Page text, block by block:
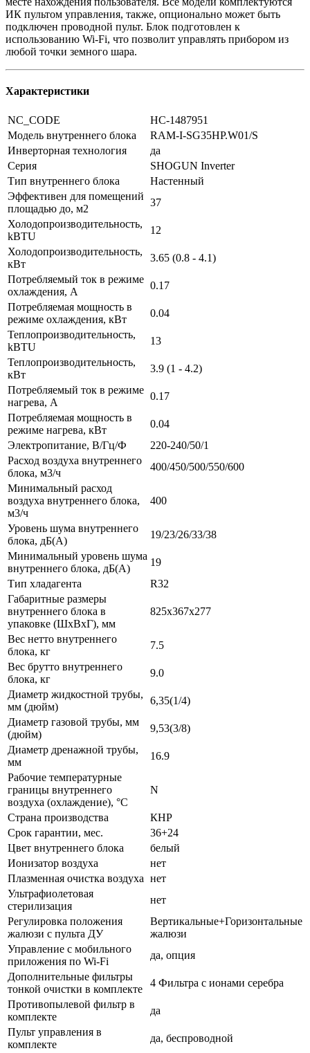
ИК пультом управления, также, опционально может быть
подключен проводной пульт. Блок подготовлен к
использованию Wi-Fi, что позволит управлять прибором из
любой точки земного шара.
Характеристики
NC_CODE
НС-1487951
Модель внутреннего блока
RAM-I-SG35HP.W01/S
Инверторная технология
да
Серия
SHOGUN Inverter
Тип внутреннего блока
Настенный
Эффективен для помещений
площадью до, м2
37
Холодопроизводительность,
kBTU
12
Холодопроизводительность,
кВт
3.65 (0.8 - 4.1)
Потребляемый ток в режиме
охлаждения, A
0.17
Потребляемая мощность в
режиме охлаждения, кВт
0.04
Теплопроизводительность,
kBTU
13
Теплопроизводительность,
кВт
3.9 (1 - 4.2)
Потребляемый ток в режиме
нагрева, A
0.17
Потребляемая мощность в
режиме нагрева, кВт
0.04
Электропитание, В/Гц/Ф
220-240/50/1
Расход воздуха внутреннего
блока, м3/ч
400/450/500/550/600
Минимальный расход
воздуха внутреннего блока,
м3/ч
400
Уровень шума внутреннего
блока, дБ(А)
19/23/26/33/38
Минимальный уровень шума
внутреннего блока, дБ(А)
19
Тип хладагента
R32
Габаритные размеры
внутреннего блока в
упаковке (ШxВxГ), мм
825x367x277
Вес нетто внутреннего
блока, кг
7.5
Вес брутто внутреннего
блока, кг
9.0
Диаметр жидкостной трубы,
мм (дюйм)
6,35(1/4)
Диаметр газовой трубы, мм
(дюйм)
9,53(3/8)
Диаметр дренажной трубы,
мм
16.9
Рабочие температурные
границы внутреннего
воздуха (охлаждение), °C
N
Страна производства
КНР
Срок гарантии, мес.
36+24
Цвет внутреннего блока
белый
Ионизатор воздуха
нет
Плазменная очистка воздуха нет
Ультрафиолетовая
стерилизация
нет
Регулировка положения
жалюзи с пульта ДУ
Вертикальные+Горизонтальные
жалюзи
Управление c мобильного
приложения по Wi-Fi
да, опция
Дополнительные фильтры
тонкой очистки в комплекте
4 Фильтра с ионами серебра
Противопылевой фильтр в
комплекте
да
Пульт управления в
комплекте
да, беспроводной